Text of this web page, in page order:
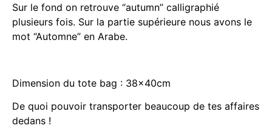
Sur le fond on retrouve “autumn” calligraphié
plusieurs fois. Sur la partie supérieure nous avons le
mot “Automne” en Arabe.
Dimension du tote bag : 38x40cm
De quoi pouvoir transporter beaucoup de tes affaires
dedans !